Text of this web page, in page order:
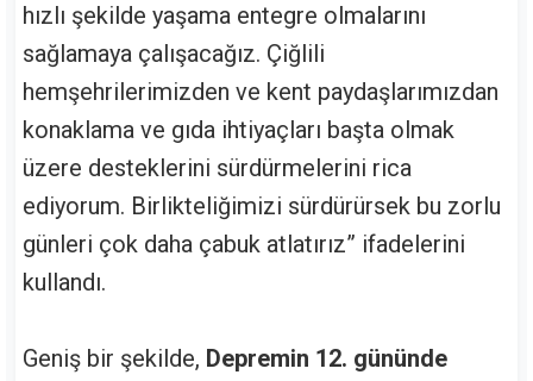
hızlı şekilde yaşama entegre olmalarını
sağlamaya çalışacağız. Çiğlili
hemşehrilerimizden ve kent paydaşlarımızdan
konaklama ve gıda ihtiyaçları başta olmak
üzere desteklerini sürdürmelerini rica
ediyorum. Birlikteliğimizi sürdürürsek bu zorlu
günleri çok daha çabuk atlatırız” ifadelerini
kullandı.
Geniş bir şekilde, Depremin 12. gününde